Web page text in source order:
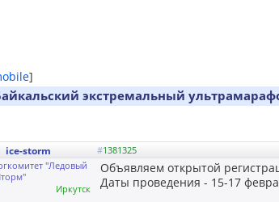
]
экстремальный
ice-storm #1381325
"Ледовый
Иркутск
Объявляем открытой
Даты проведения - 15-17